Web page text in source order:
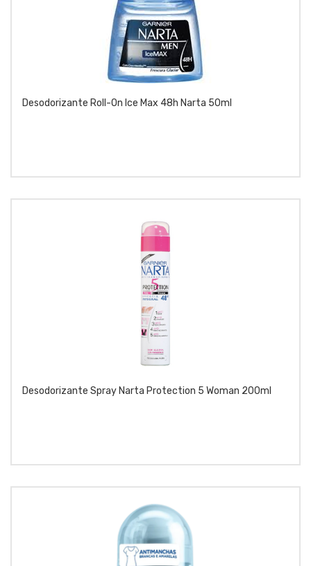
Desodorizante Roll-On Ice Max 48h Narta 50ml
Desodorizante Spray Narta Protection 5 Woman 200ml